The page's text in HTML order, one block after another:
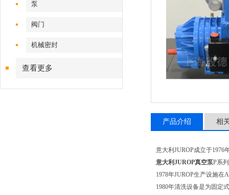
泵
阀门
机械密封
查看更多
产品介绍 相
意大利JUROP成立于1976
意大利JUROP真空泵P系
1978年JUROP生产设施在
1980年清洗设备是为固定